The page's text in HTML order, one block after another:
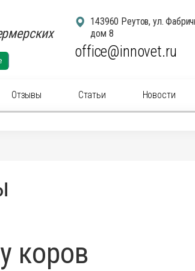
143960 Реутов, ул.
дом 8
office@innovet.ru
Отзывы Статьи Новости
животных
для животных
коров